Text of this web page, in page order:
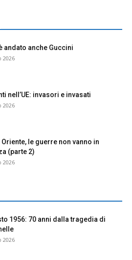
andato anche Guccini
2026
nell’UE: invasori e invasati
2026
le guerre non vanno in
(parte 2)
2026
1956: 70 anni dalla tragedia di
2026